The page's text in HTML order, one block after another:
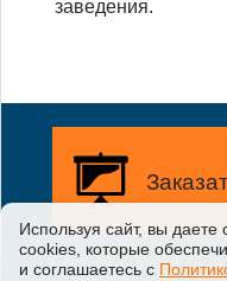
заведения.
Заказать
демонстрацию
Используя сайт, вы
сооkiеs, которые
и соглашаетесь с